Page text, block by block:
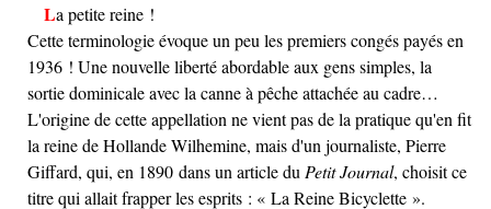
La petite reine !
Cette terminologie évoque un peu les premiers congés payés en
1936 ! Une nouvelle liberté abordable aux gens simples, la
sortie dominicale avec la canne à pêche attachée au cadre…
L'origine de cette appellation ne vient pas de la pratique qu'en fit
la reine de Hollande Wilhemine, mais d'un journaliste, Pierre
Giffard, qui, en 1890 dans un article du Petit Journal, choisit ce
titre qui allait frapper les esprits : « La Reine Bicyclette ».